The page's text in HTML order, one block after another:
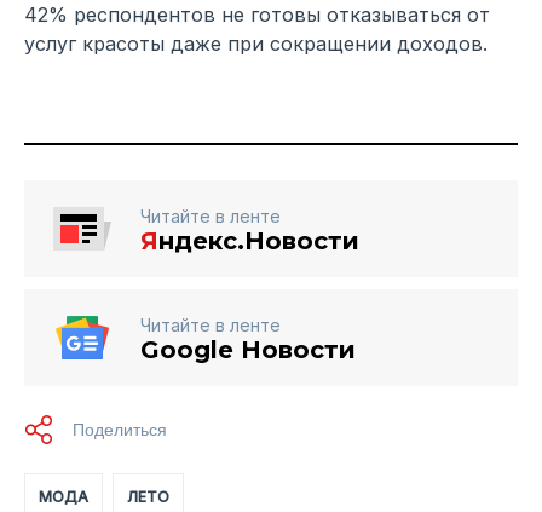
42% респондентов не готовы отказываться от
услуг красоты даже при сокращении доходов.
Читайте в ленте
Яндекс.Новости
Читайте в ленте
Google Новости
МОДА ЛЕТО